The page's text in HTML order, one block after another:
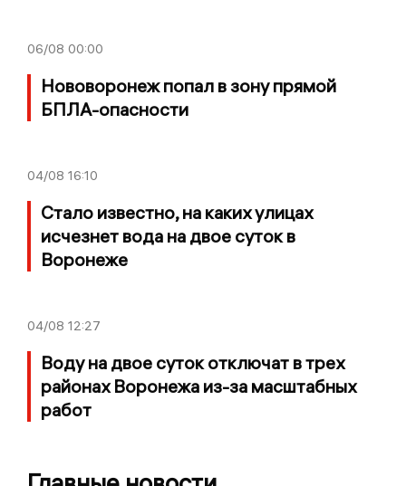
06/08 00:00
Нововоронеж попал в зону прямой
БПЛА-опасности
04/08 16:10
Стало известно, на каких улицах
исчезнет вода на двое суток в
Воронеже
04/08 12:27
Воду на двое суток отключат в трех
районах Воронежа из-за масштабных
работ